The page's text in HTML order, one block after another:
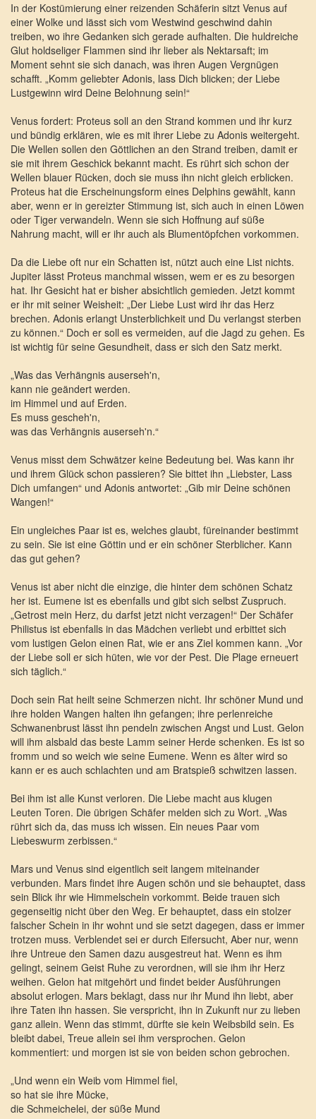
In der Kostümierung einer reizenden Schäferin sitzt Venus auf
einer Wolke und lässt sich vom Westwind geschwind dahin
treiben, wo ihre Gedanken sich gerade aufhalten. Die huldreiche
Glut holdseliger Flammen sind ihr lieber als Nektarsaft; im
Moment sehnt sie sich danach, was ihren Augen Vergnügen
schafft. „Komm geliebter Adonis, lass Dich blicken; der Liebe
Lustgewinn wird Deine Belohnung sein!“
Venus fordert: Proteus soll an den Strand kommen und ihr kurz
und bündig erklären, wie es mit ihrer Liebe zu Adonis weitergeht.
Die Wellen sollen den Göttlichen an den Strand treiben, damit er
sie mit ihrem Geschick bekannt macht. Es rührt sich schon der
Wellen blauer Rücken, doch sie muss ihn nicht gleich erblicken.
Proteus hat die Erscheinungsform eines Delphins gewählt, kann
aber, wenn er in gereizter Stimmung ist, sich auch in einen Löwen
oder Tiger verwandeln. Wenn sie sich Hoffnung auf süße
Nahrung macht, will er ihr auch als Blumentöpfchen vorkommen.
Da die Liebe oft nur ein Schatten ist, nützt auch eine List nichts.
Jupiter lässt Proteus manchmal wissen, wem er es zu besorgen
hat. Ihr Gesicht hat er bisher absichtlich gemieden. Jetzt kommt
er ihr mit seiner Weisheit: „Der Liebe Lust wird ihr das Herz
brechen. Adonis erlangt Unsterblichkeit und Du verlangst sterben
zu können.“ Doch er soll es vermeiden, auf die Jagd zu gehen. Es
ist wichtig für seine Gesundheit, dass er sich den Satz merkt.
„Was das Verhängnis auserseh'n,
kann nie geändert werden.
im Himmel und auf Erden.
Es muss gescheh'n,
was das Verhängnis auserseh'n.“
Venus misst dem Schwätzer keine Bedeutung bei. Was kann ihr
und ihrem Glück schon passieren? Sie bittet ihn „Liebster, Lass
Dich umfangen“ und Adonis antwortet: „Gib mir Deine schönen
Wangen!“
Ein ungleiches Paar ist es, welches glaubt, füreinander bestimmt
zu sein. Sie ist eine Göttin und er ein schöner Sterblicher. Kann
das gut gehen?
Venus ist aber nicht die einzige, die hinter dem schönen Schatz
her ist. Eumene ist es ebenfalls und gibt sich selbst Zuspruch.
„Getrost mein Herz, du darfst jetzt nicht verzagen!“ Der Schäfer
Philistus ist ebenfalls in das Mädchen verliebt und erbittet sich
vom lustigen Gelon einen Rat, wie er ans Ziel kommen kann. „Vor
der Liebe soll er sich hüten, wie vor der Pest. Die Plage erneuert
sich täglich.“
Doch sein Rat heilt seine Schmerzen nicht. Ihr schöner Mund und
ihre holden Wangen halten ihn gefangen; ihre perlenreiche
Schwanenbrust lässt ihn pendeln zwischen Angst und Lust. Gelon
will ihm alsbald das beste Lamm seiner Herde schenken. Es ist so
fromm und so weich wie seine Eumene. Wenn es älter wird so
kann er es auch schlachten und am Bratspieß schwitzen lassen.
Bei ihm ist alle Kunst verloren. Die Liebe macht aus klugen
Leuten Toren. Die übrigen Schäfer melden sich zu Wort. „Was
rührt sich da, das muss ich wissen. Ein neues Paar vom
Liebeswurm zerbissen.“
Mars und Venus sind eigentlich seit langem miteinander
verbunden. Mars findet ihre Augen schön und sie behauptet, dass
sein Blick ihr wie Himmelschein vorkommt. Beide trauen sich
gegenseitig nicht über den Weg. Er behauptet, dass ein stolzer
falscher Schein in ihr wohnt und sie setzt dagegen, dass er immer
trotzen muss. Verblendet sei er durch Eifersucht, Aber nur, wenn
ihre Untreue den Samen dazu ausgestreut hat. Wenn es ihm
gelingt, seinem Geist Ruhe zu verordnen, will sie ihm ihr Herz
weihen. Gelon hat mitgehört und findet beider Ausführungen
absolut erlogen. Mars beklagt, dass nur ihr Mund ihn liebt, aber
ihre Taten ihn hassen. Sie verspricht, ihn in Zukunft nur zu lieben
ganz allein. Wenn das stimmt, dürfte sie kein Weibsbild sein. Es
bleibt dabei, Treue allein sei ihm versprochen. Gelon
kommentiert: und morgen ist sie von beiden schon gebrochen.
„Und wenn ein Weib vom Himmel fiel,
so hat sie ihre Mücke,
die Schmeichelei, der süße Mund